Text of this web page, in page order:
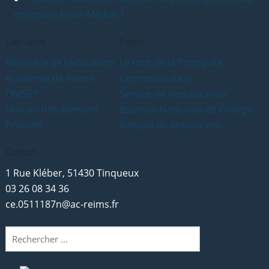
concours Ecole-Médias !
Lien utiles
Ministère de l’éducation
Académie de Reims
ONISEP
Non au harcèlement
Pronote
Pages
Le mot de la Principale
Communication
Service de Restauration
Bourses Nationale de Collège
Banque de ressources
Contact
1 Rue Kléber, 51430 Tinqueux
03 26 08 34 36
ce.0511187n@ac-reims.fr
Rechercher
: